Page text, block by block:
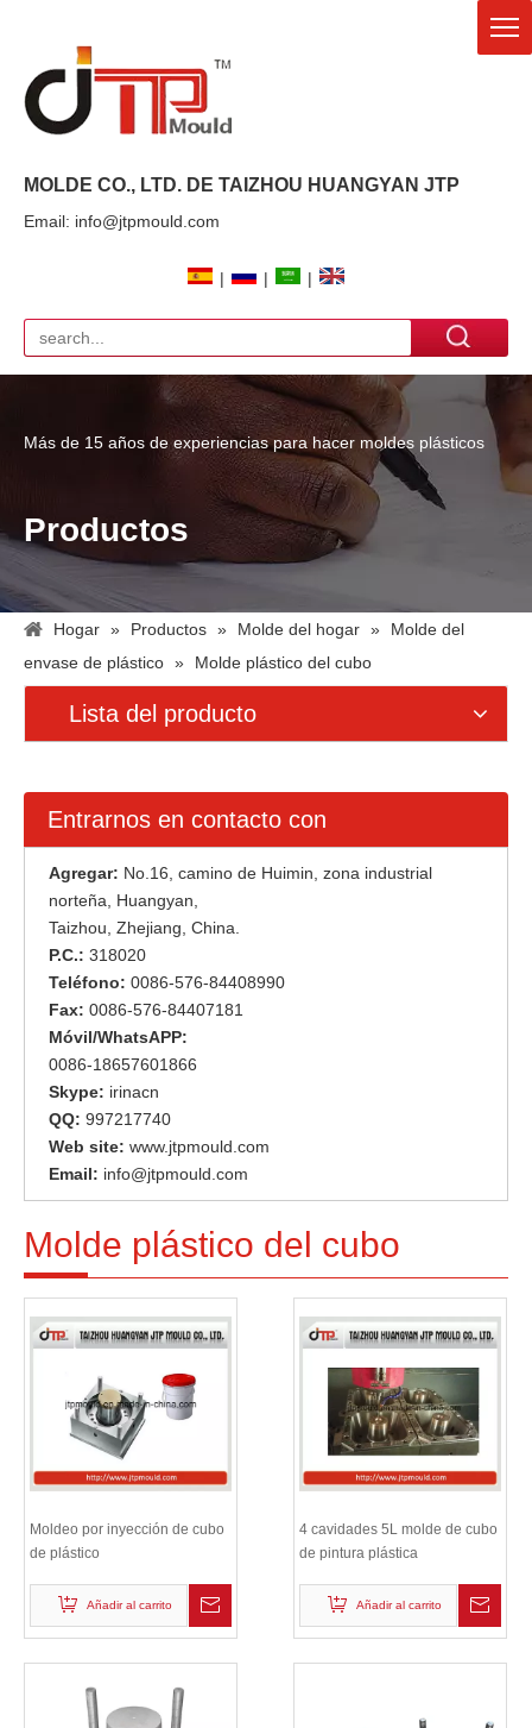
MOLDE CO., LTD. DE TAIZHOU HUANGYAN JTP
Email: info@jtpmould.com
| | |
Más de 15 años de experiencias para hacer moldes plásticos
Productos
Hogar » Productos » Molde del hogar »
Molde del
envase de plástico » Molde plástico del cubo
Lista del producto
Entrarnos en contacto con
Agregar: No.16, camino de Huimin, zona industrial
norteña, Huangyan,
Taizhou, Zhejiang, China.
P.C.: 318020
Teléfono: 0086-576-84408990
Fax: 0086-576-84407181
Móvil/WhatsAPP:
0086-18657601866
Skype: irinacn
QQ: 997217740
Web site: www.jtpmould.com
Email: info@jtpmould.com
Molde plástico del cubo
Moldeo por inyección de cubo
de plástico
Añadir al carrito
4 cavidades 5L molde de cubo
de pintura plástica
Añadir al carrito